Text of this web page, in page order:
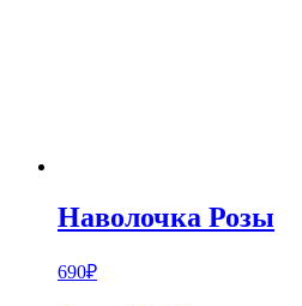
Наволочка Розы
690₽